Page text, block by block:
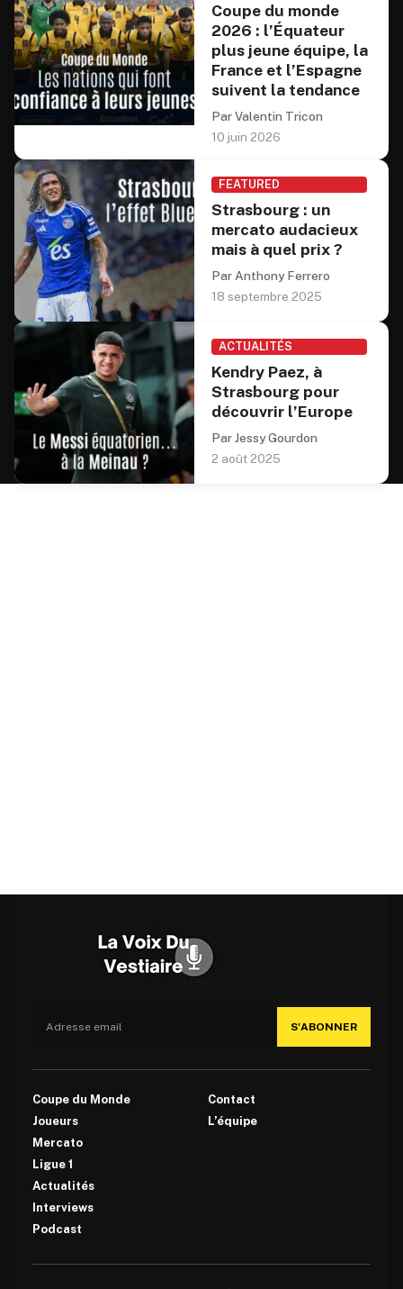
Coupe du monde
2026 : l’Équateur
plus jeune équipe, la
France et l’Espagne
suivent la tendance
Par Valentin Tricon
10 juin 2026
FEATURED
Strasbourg : un
mercato audacieux
mais à quel prix ?
Par Anthony Ferrero
18 septembre 2025
ACTUALITÉS
Kendry Paez, à
Strasbourg pour
découvrir l’Europe
Par Jessy Gourdon
2 août 2025
S'ABONNER
Coupe du Monde
Joueurs
Mercato
Ligue 1
Actualités
Interviews
Podcast
Contact
L’équipe